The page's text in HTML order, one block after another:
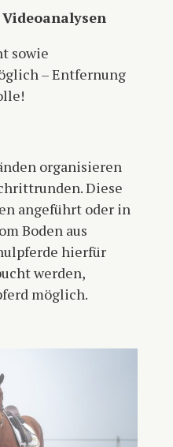
sowie
– Entfernung
organisieren
Diese
angeführt oder in
Boden aus
hierfür
werden,
möglich.